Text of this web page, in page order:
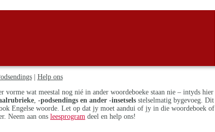
| Help ons
vorme wat meestal nog nié in ander woordeboeke staan nie – intyds hier
-podsendings en ander -insetsels stelselmatig bygevoeg. Dit
Engelse woorde. Let op dat jy moet aandui of jy in die woordeboek of
Neem aan ons leesprogram deel en help ons!